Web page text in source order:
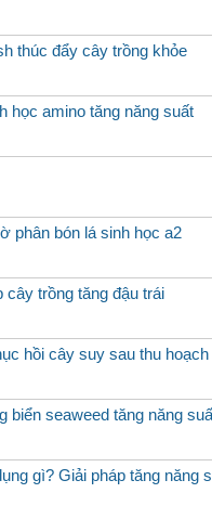
thúc đẩy cây trồng khỏe
học amino tăng năng suất
phân bón lá sinh học a2
cây trồng tăng đậu trái
hồi cây suy sau thu hoạch
biển seaweed tăng năng
gì? Giải pháp tăng năng